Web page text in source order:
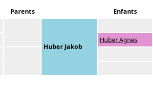
Parents Enfants
Huber Jakob
Huber Agnes